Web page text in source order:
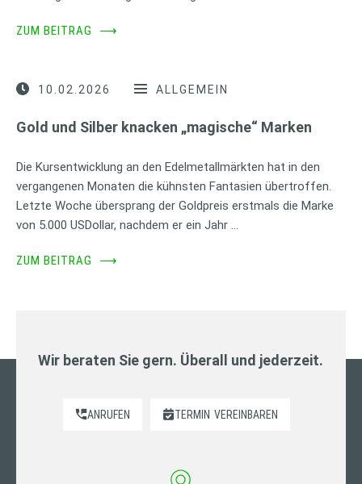
ZUM BEITRAG ⟶
10.02.2026 ALLGEMEIN
Gold und Silber knacken „magische“ Marken
Die Kursentwicklung an den Edelmetallmärkten hat in den
vergangenen Monaten die kühnsten Fantasien übertroffen.
Letzte Woche übersprang der Goldpreis erstmals die Marke
von 5.000 USDollar, nachdem er ein Jahr …
ZUM BEITRAG ⟶
Wir beraten Sie gern. Überall und jederzeit.
ANRUFEN TERMIN VEREINBAREN